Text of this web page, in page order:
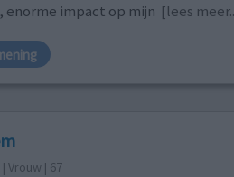
enorme impact op mijn [lees
Vrouw | 67